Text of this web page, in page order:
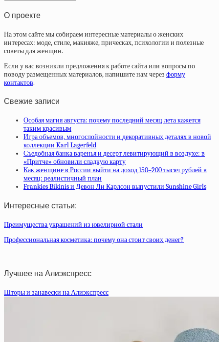
статей
О проекте
На этом сайте мы собираем интересные материалы о женских
интересах: моде, стиле, макияже, прическах, психологии и полезные
советы для женщин.
Если у вас возникли предложения к работе сайта или вопросы по
поводу размещенных материалов, напишите нам через форму
контактов.
Свежие записи
Особая магия августа: почему последний месяц лета кажется
таким красивым
Игра объемов, многослойности и декоративных деталях в новой
коллекции Karl Lagerfeld
Съедобная банка варенья и десерт левитирующий в воздухе: в
«Притче» обновили сладкую карту
Как женщине в России выйти на доход 150–200 тысяч рублей в
месяц: реалистичный план
Frankies Bikinis и Девон Ли Карлсон выпустили Sunshine Girls
Интересные статьи:
Преимущества украшений из ювелирной стали
Профессиональная косметика: почему она стоит своих денег?
Лучшее на Алиэкспресс
Шторы и занавески на Алиэкспресс